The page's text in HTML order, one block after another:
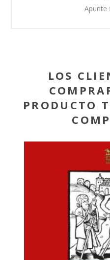
Apunte
LOS
PRODUCTO